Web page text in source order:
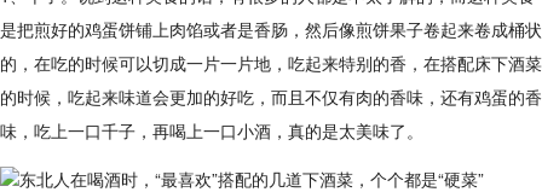
是把煎好的鸡蛋饼铺上肉馅或者是香肠，然后像煎饼果子卷起来卷成桶状
的，在吃的时候可以切成一片一片地，吃起来特别的香，在搭配床下酒菜
的时候，吃起来味道会更加的好吃，而且不仅有肉的香味，还有鸡蛋的香
味，吃上一口千子，再喝上一口小酒，真的是太美味了。